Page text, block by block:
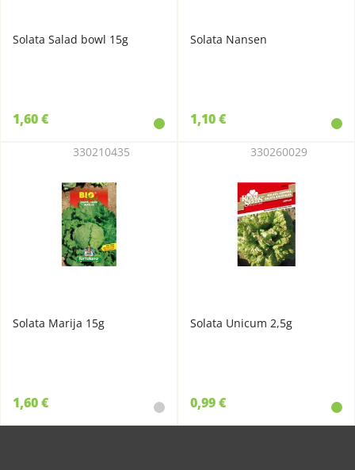
Solata Salad bowl 15g
1,60 €
Solata Nansen
1,10 €
Solata Marija 15g
330210435
1,60 €
Solata Unicum 2,5g
330260029
0,99 €